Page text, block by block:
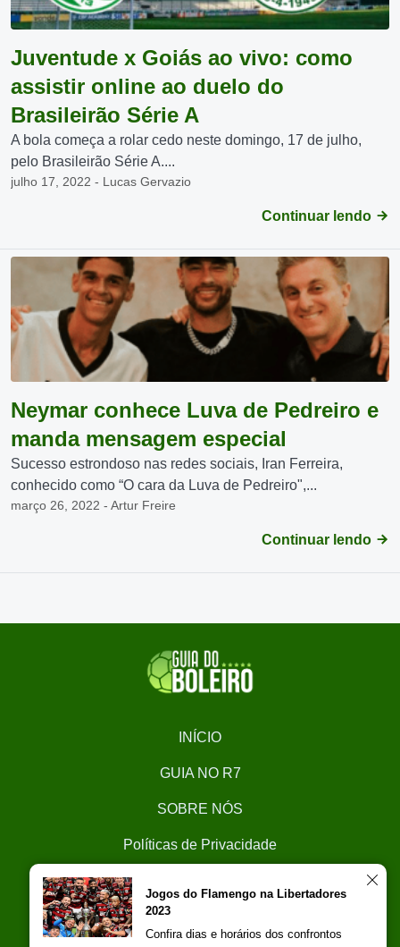
Juventude x Goiás ao vivo: como
assistir online ao duelo do
Brasileirão Série A
A bola começa a rolar cedo neste domingo, 17 de julho,
pelo Brasileirão Série A....
julho 17, 2022 - Lucas Gervazio
Continuar lendo
Neymar conhece Luva de Pedreiro e
manda mensagem especial
Sucesso estrondoso nas redes sociais, Iran Ferreira,
conhecido como “O cara da Luva de Pedreiro",...
março 26, 2022 - Artur Freire
Continuar lendo
INÍCIO
GUIA NO R7
SOBRE NÓS
Políticas de Privacidade
Trabalhe Conosco
Jogos do Flamengo na Libertadores
2023
Confira dias e horários dos confrontos